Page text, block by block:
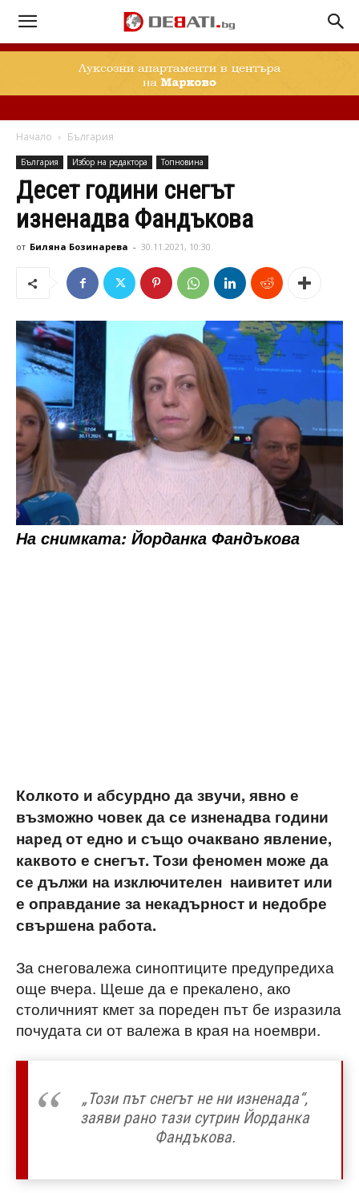
Начало България
България Избор на редактора Топновина
Десет години снегът
изненадва Фандъкова
от Биляна Бозинарева - 30.11.2021, 10:30
На снимката: Йорданка Фандъкова
Колкото и абсурдно да звучи, явно е
възможно човек да се изненадва години
наред от едно и също очаквано явление,
каквото е снегът. Този феномен може да
се дължи на изключителен наивитет или
е оправдание за некадърност и недобре
свършена работа.
За снеговалежа синоптиците предупредиха
още вчера. Щеше да е прекалено, ако
столичният кмет за пореден път бе изразила
почудата си от валежа в края на ноември.
„Този път снегът не ни изненада“,
заяви рано тази сутрин Йорданка
Фандъкова.